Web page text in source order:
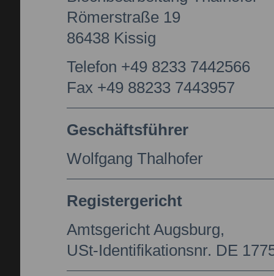
Römerstraße 19
86438 Kissig
Telefon +49 8233 7442566
Fax +49 88233 7443957
Geschäftsführer
Wolfgang Thalhofer
Registergericht
Amtsgericht Augsburg,
USt-Identifikationsnr. DE